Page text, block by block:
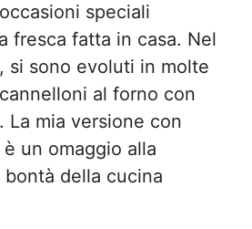
speciali
fresca fatta in casa. Nel
si sono evoluti in molte
al forno con
. La mia versione con
è un omaggio alla
della cucina